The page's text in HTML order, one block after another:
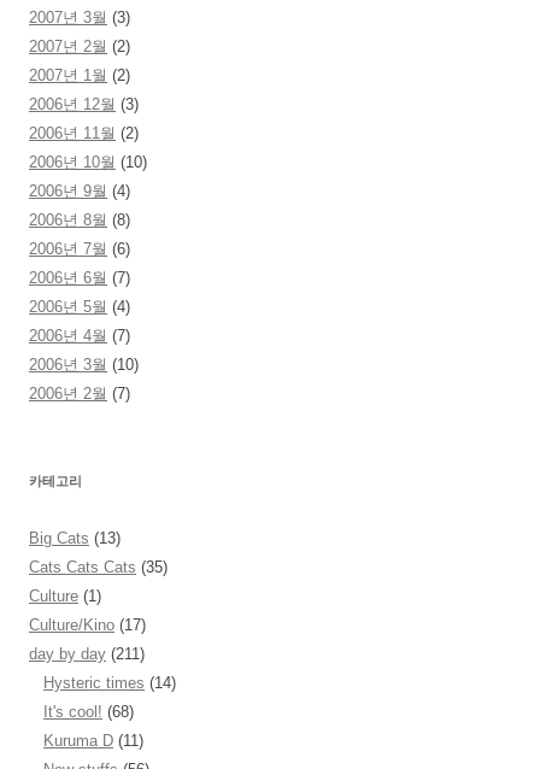
2007년 3월 (3)
2007년 2월 (2)
2007년 1월 (2)
2006년 12월 (3)
2006년 11월 (2)
2006년 10월 (10)
2006년 9월 (4)
2006년 8월 (8)
2006년 7월 (6)
2006년 6월 (7)
2006년 5월 (4)
2006년 4월 (7)
2006년 3월 (10)
2006년 2월 (7)
카테고리
Big Cats (13)
Cats Cats Cats (35)
Culture (1)
Culture/Kino (17)
day by day (211)
Hysteric times (14)
It's cool! (68)
Kuruma D (11)